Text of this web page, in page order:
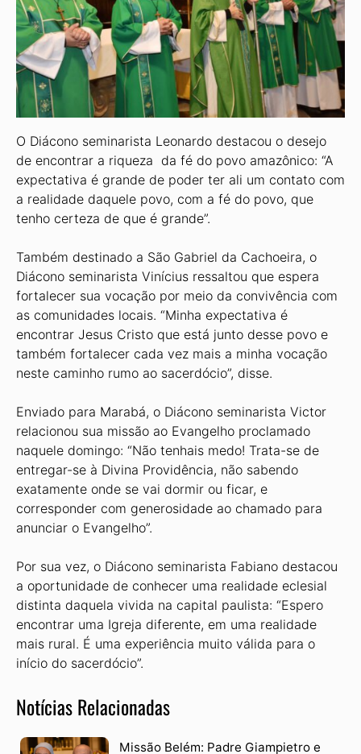
O Diácono seminarista Leonardo destacou o desejo
de encontrar a riqueza da fé do povo amazônico: “A
expectativa é grande de poder ter ali um contato com
a realidade daquele povo, com a fé do povo, que
tenho certeza de que é grande”.
Também destinado a São Gabriel da Cachoeira, o
Diácono seminarista Viní­cius ressaltou que espera
fortalecer sua vocação por meio da convivência com
as comunidades locais. “Minha expectativa é
encontrar Jesus Cristo que está junto desse povo e
também fortalecer cada vez mais a minha vocação
neste caminho rumo ao sacerdócio”, disse.
Enviado para Marabá, o Diácono se­minarista Victor
relacionou sua missão ao Evangelho proclamado
naquele do­mingo: “Não tenhais medo! Trata-se de
entregar-se à Divina Providência, não sa­bendo
exatamente onde se vai dormir ou ficar, e
corresponder com generosidade ao chamado para
anunciar o Evangelho”.
Por sua vez, o Diácono seminarista Fabiano destacou
a oportunidade de conhecer uma realidade eclesial
dis­tinta daquela vivida na capital paulista: “Espero
encontrar uma Igreja diferente, em uma realidade
mais rural. É uma ex­periência muito válida para o
início do sacerdócio”.
Notícias Relacionadas
Missão Belém: Padre Giampietro e